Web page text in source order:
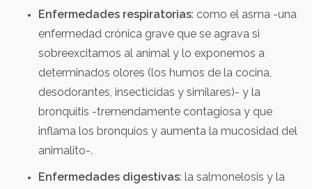
Enfermedades respiratorias: como el asma -una
enfermedad crónica grave que se agrava si
sobreexcitamos al animal y lo exponemos a
determinados olores (los humos de la cocina,
desodorantes, insecticidas y similares)- y la
bronquitis -tremendamente contagiosa y que
inflama los bronquios y aumenta la mucosidad del
animalito-.
Enfermedades digestivas: la salmonelosis y la